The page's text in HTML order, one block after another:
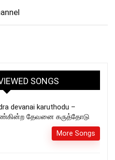
SONGS
devanai karuthodu –
தேவனை கருத்தோடு
More Songs